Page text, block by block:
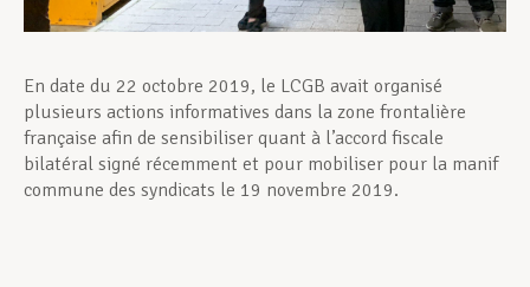
En date du 22 octobre 2019, le LCGB avait organisé
plusieurs actions informatives dans la zone frontalière
française afin de sensibiliser quant à l’accord fiscale
bilatéral signé récemment et pour mobiliser pour la manif
commune des syndicats le 19 novembre 2019.